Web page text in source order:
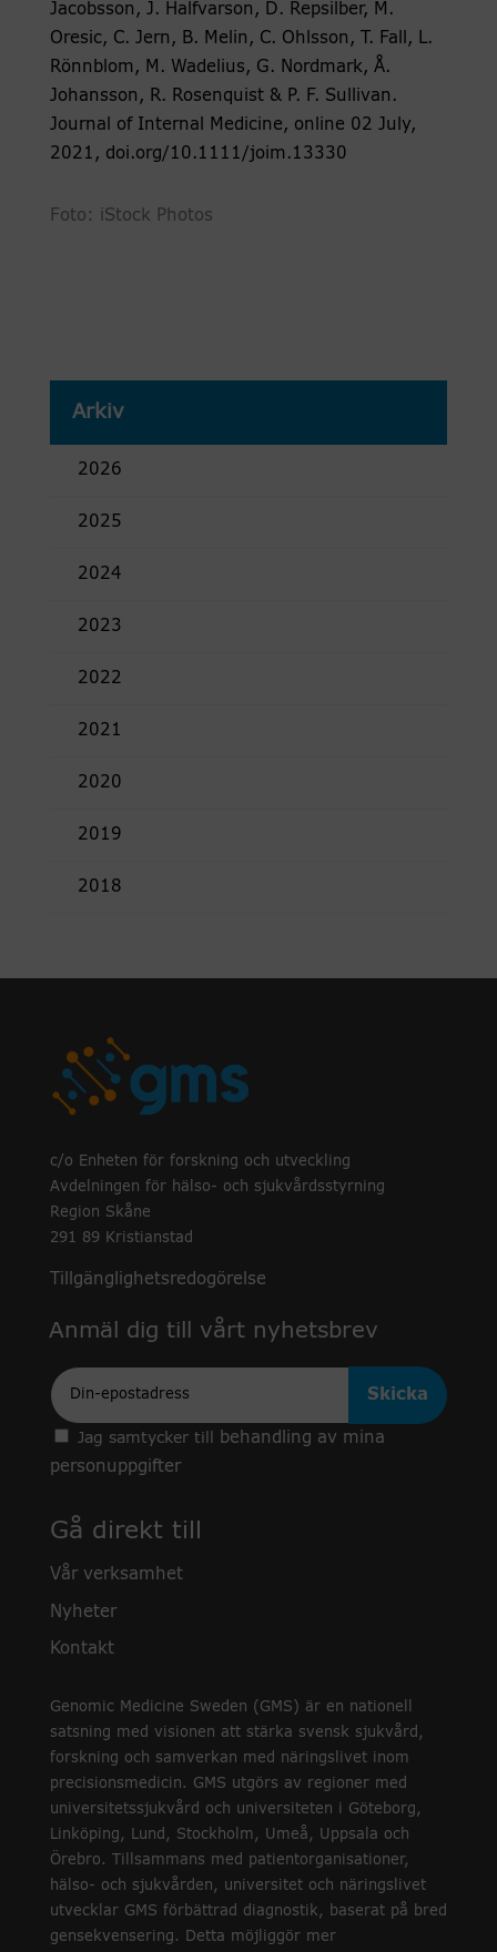
Jacobsson, J. Halfvarson, D. Repsilber, M.
Oresic, C. Jern, B. Melin, C. Ohlsson, T. Fall, L.
Rönnblom, M. Wadelius, G. Nordmark, Å.
Johansson, R. Rosenquist & P. F. Sullivan.
Journal of Internal Medicine, online 02 July,
2021, doi.org/10.1111/joim.13330
Foto: iStock Photos
Arkiv
2026
2025
2024
2023
2022
2021
2020
2019
2018
c/o Enheten för forskning och utveckling
Avdelningen för hälso- och sjukvårdsstyrning
Region Skåne
291 89 Kristianstad
Tillgänglighetsredogörelse
Anmäl dig till vårt nyhetsbrev
Epost
Jag samtycker till
behandling av mina
personuppgifter
Gå direkt till
Vår verksamhet
Nyheter
Kontakt
Genomic Medicine Sweden (GMS) är en nationell
satsning med visionen att stärka svensk sjukvård,
forskning och samverkan med näringslivet inom
precisionsmedicin. GMS utgörs av regioner med
universitetssjukvård och universiteten i Göteborg,
Linköping, Lund, Stockholm, Umeå, Uppsala och
Örebro. Tillsammans med patientorganisationer,
hälso- och sjukvården, universitet och näringslivet
utvecklar GMS förbättrad diagnostik, baserat på bred
gensekvensering. Detta möjliggör mer